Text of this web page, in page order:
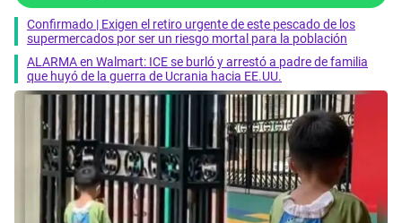
Confirmado | Exigen el retiro urgente de este pescado de los
supermercados por ser un riesgo mortal para la población
ALARMA en Walmart: ICE se burló y arrestó a padre de familia
que huyó de la guerra de Ucrania hacia EE.UU.